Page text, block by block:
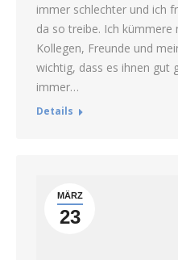
immer schlechter und ich
da so treibe. Ich
Kollegen, Freunde und
wichtig, dass es ihnen gut
immer…
Details
MÄRZ
23